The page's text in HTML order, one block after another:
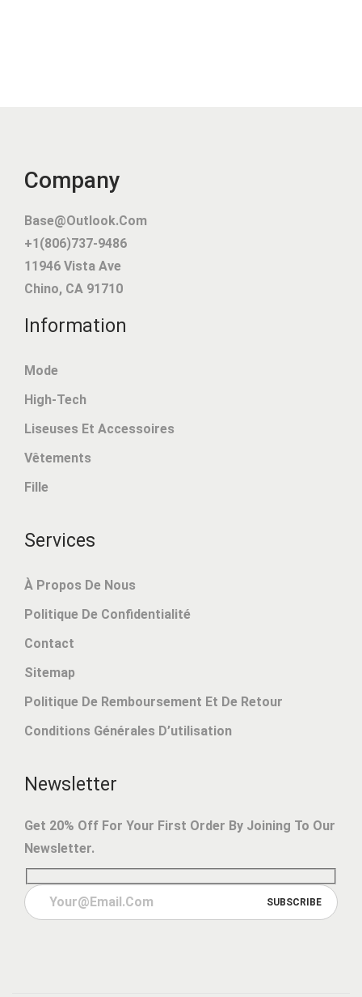
Company
Base@outlook.com
+1(806)737-9486
11946 Vista Ave
Chino, CA 91710
Information
Mode
High-Tech
Liseuses Et Accessoires
Vêtements
Fille
Services
À Propos De Nous
Politique De Confidentialité
Contact
Sitemap
Politique De Remboursement Et De Retour
Conditions Générales D’utilisation
Newsletter
Get 20% Off For Your First Order By Joining To Our
Newsletter.